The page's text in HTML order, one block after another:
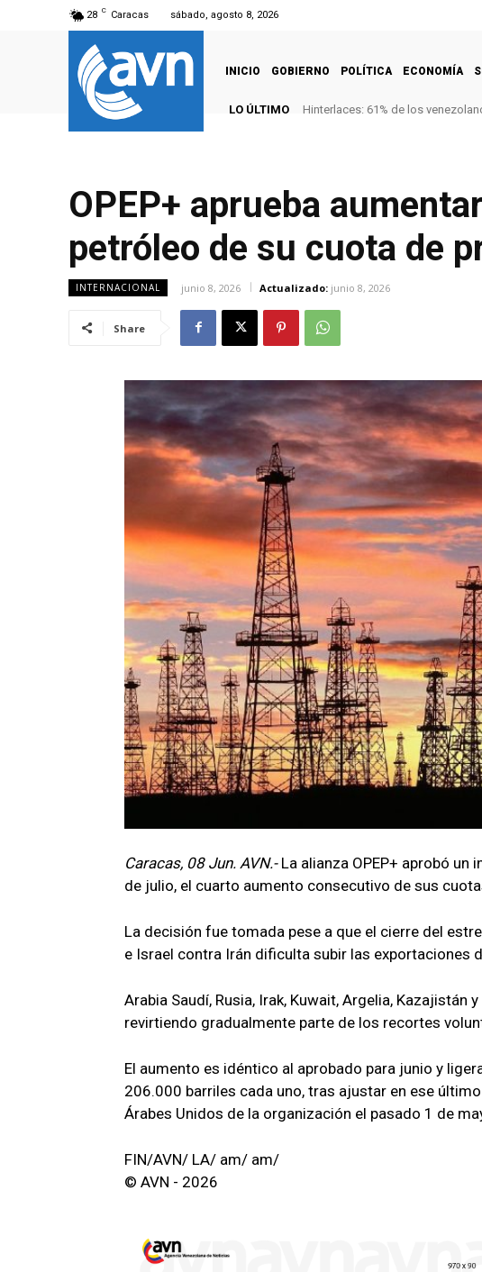
28 C Caracas sábado, agosto 8, 2026
INICIO GOBIERNO POLÍTICA ECONOMÍA
LO ÚLTIMO Hinterlaces: 61% de los
OPEP+ aprueba
petróleo de su cuota de
INTERNACIONAL junio 8, 2026 Actualizado: junio 8, 2026
Share
Caracas, 08 Jun. AVN.- La alianza OPEP+ aprobó
de julio, el cuarto aumento consecutivo de sus
La decisión fue tomada pese a que el cierre del
e Israel contra Irán dificulta subir las exportaciones
Arabia Saudí, Rusia, Irak, Kuwait, Argelia, Kazajistán
revirtiendo gradualmente parte de los recortes
El aumento es idéntico al aprobado para junio y
206.000 barriles cada uno, tras ajustar en ese
Árabes Unidos de la organización el pasado 1 de
FIN/AVN/ LA/ am/ am/
© AVN - 2026